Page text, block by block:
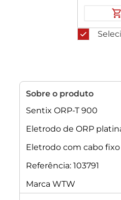
Sobre o produto
Sentix ORP-T 900
Eletrodo de ORP
Eletrodo com cabo
Referência: 103791
Marca WTW